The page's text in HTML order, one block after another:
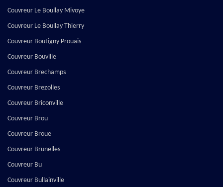
Couvreur Le Boullay Mivoye
Couvreur Le Boullay Thierry
Couvreur Boutigny Prouais
Couvreur Bouville
Couvreur Brechamps
Couvreur Brezolles
Couvreur Briconville
Couvreur Brou
Couvreur Broue
Couvreur Brunelles
Couvreur Bu
Couvreur Bullainville